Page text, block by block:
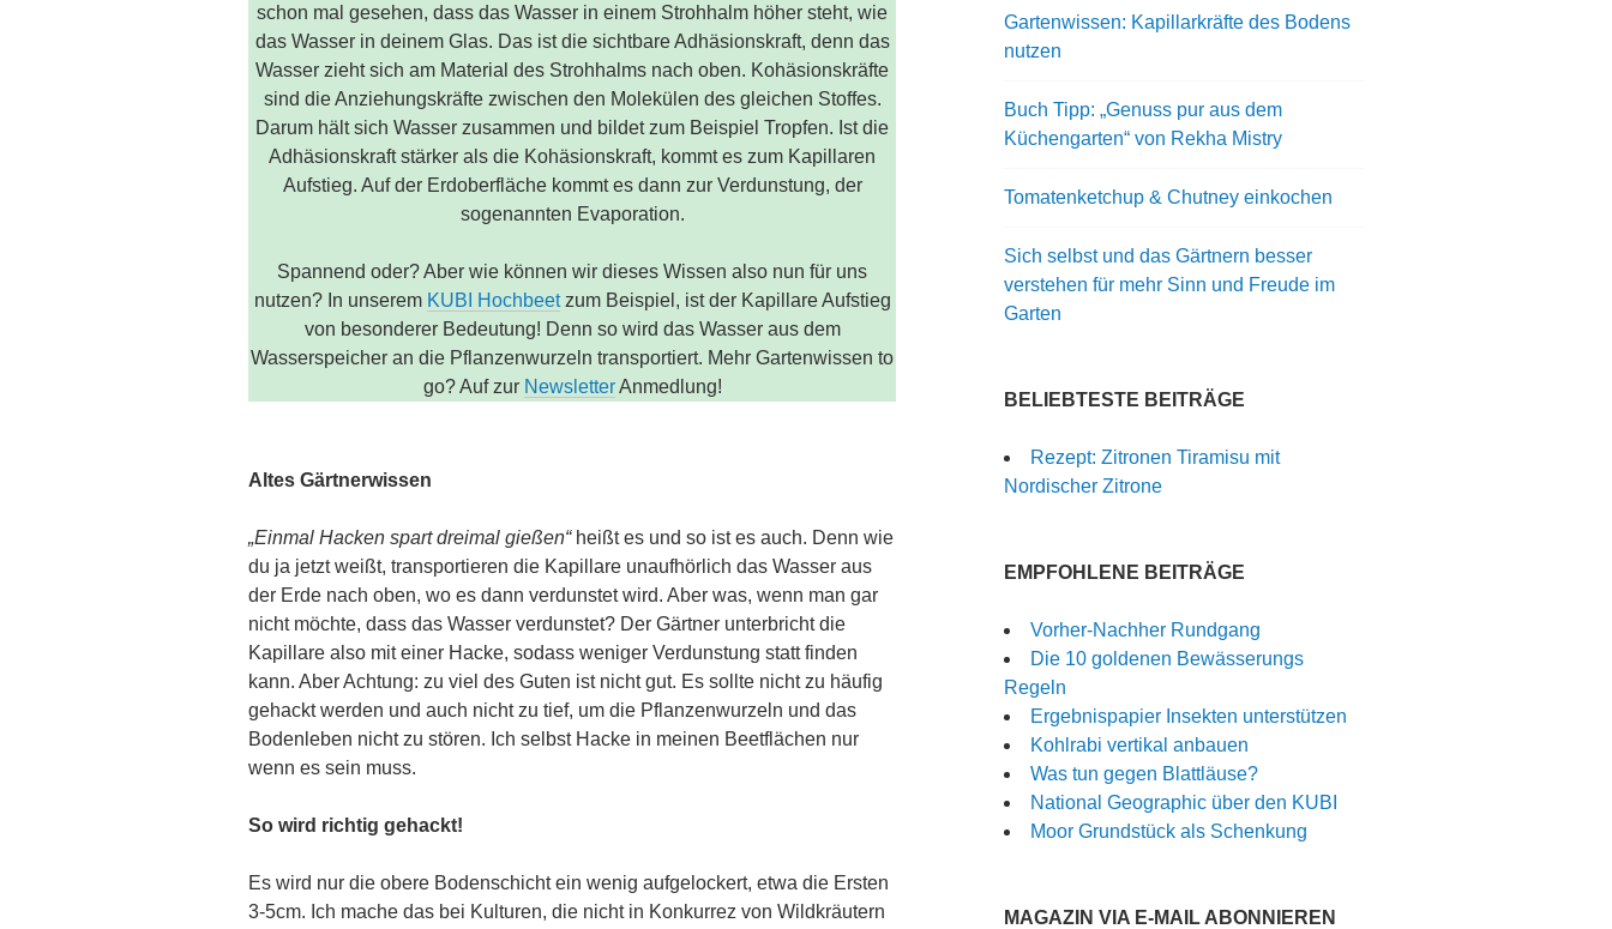
schon mal gesehen, dass das Wasser in einem Strohhalm höher steht, wie
das Wasser in deinem Glas. Das ist die sichtbare Adhäsionskraft, denn das
Wasser zieht sich am Material des Strohhalms nach oben. Kohäsionskräfte
sind die Anziehungskräfte zwischen den Molekülen des gleichen Stoffes.
Darum hält sich Wasser zusammen und bildet zum Beispiel Tropfen. Ist die
Adhäsionskraft stärker als die Kohäsionskraft, kommt es zum Kapillaren
Aufstieg. Auf der Erdoberfläche kommt es dann zur Verdunstung, der
sogenannten Evaporation.
Spannend oder? Aber wie können wir dieses Wissen also nun für uns
nutzen? In unserem KUBI Hochbeetzum Beispiel, ist der Kapillare Aufstieg
von besonderer Bedeutung! Denn so wird das Wasser aus dem
Wasserspeicher an die Pflanzenwurzeln transportiert. Mehr Gartenwissen to
go? Auf zur NewsletterAnmedlung!
Altes Gärtnerwissen
„Einmal Hacken spart dreimal gießen“ heißt es und so ist es auch. Denn wie
du ja jetzt weißt, transportieren die Kapillare unaufhörlich das Wasser aus
der Erde nach oben, wo es dann verdunstet wird. Aber was, wenn man gar
nicht möchte, dass das Wasser verdunstet? Der Gärtner unterbricht die
Kapillare also mit einer Hacke, sodass weniger Verdunstung statt finden
kann. Aber Achtung: zu viel des Guten ist nicht gut. Es sollte nicht zu häufig
gehackt werden und auch nicht zu tief, um die Pflanzenwurzeln und das
Bodenleben nicht zu stören. Ich selbst Hacke in meinen Beetflächen nur
wenn es sein muss.
So wird richtig gehackt!
Es wird nur die obere Bodenschicht ein wenig aufgelockert, etwa die Ersten
3-5cm. Ich mache das bei Kulturen, die nicht in Konkurrez von Wildkräutern
Gartenwissen: Kapillarkräfte des Bodens
nutzen
Buch Tipp: „Genuss pur aus dem
Küchengarten“ von Rekha Mistry
Tomatenketchup & Chutney einkochen
Sich selbst und das Gärtnern besser
verstehen für mehr Sinn und Freude im
Garten
BELIEBTESTE BEITRÄGE
Rezept: Zitronen Tiramisu mit
Nordischer Zitrone
EMPFOHLENE BEITRÄGE
Vorher-Nachher Rundgang
Die 10 goldenen Bewässerungs
Regeln
Ergebnispapier Insekten unterstützen
Kohlrabi vertikal anbauen
Was tun gegen Blattläuse?
National Geographic über den KUBI
Moor Grundstück als Schenkung
MAGAZIN VIA E-MAIL ABONNIEREN